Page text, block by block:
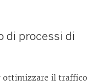
di processi di
ottimizzare il traffico